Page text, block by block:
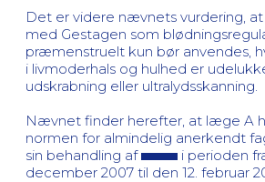
Det er videre nævnets vurdering,
med Gestagen som
præmenstruelt kun bør anvendes,
i livmoderhals og hulhed er
udskrabning eller ultralydsskanning.
Nævnet finder herefter, at læge A
normen for almindelig anerkendt
sin behandling af
i perioden
december 2007 til den 12. februar